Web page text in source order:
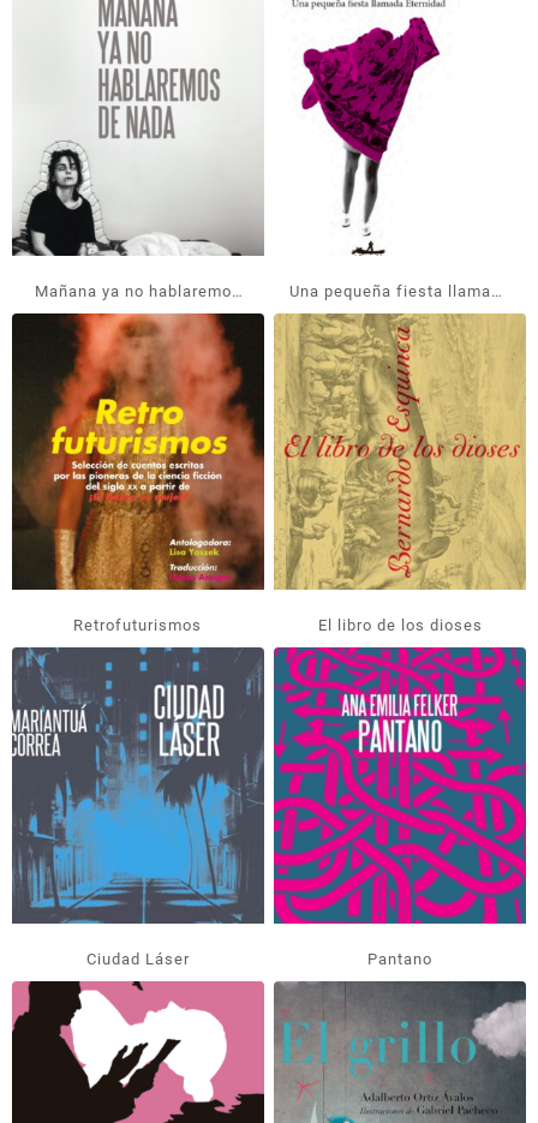
Mañana ya no hablaremos
de nada
Una pequeña fiesta llamada
Eternidad
Retrofuturismos El libro de los dioses
Ciudad Láser Pantano